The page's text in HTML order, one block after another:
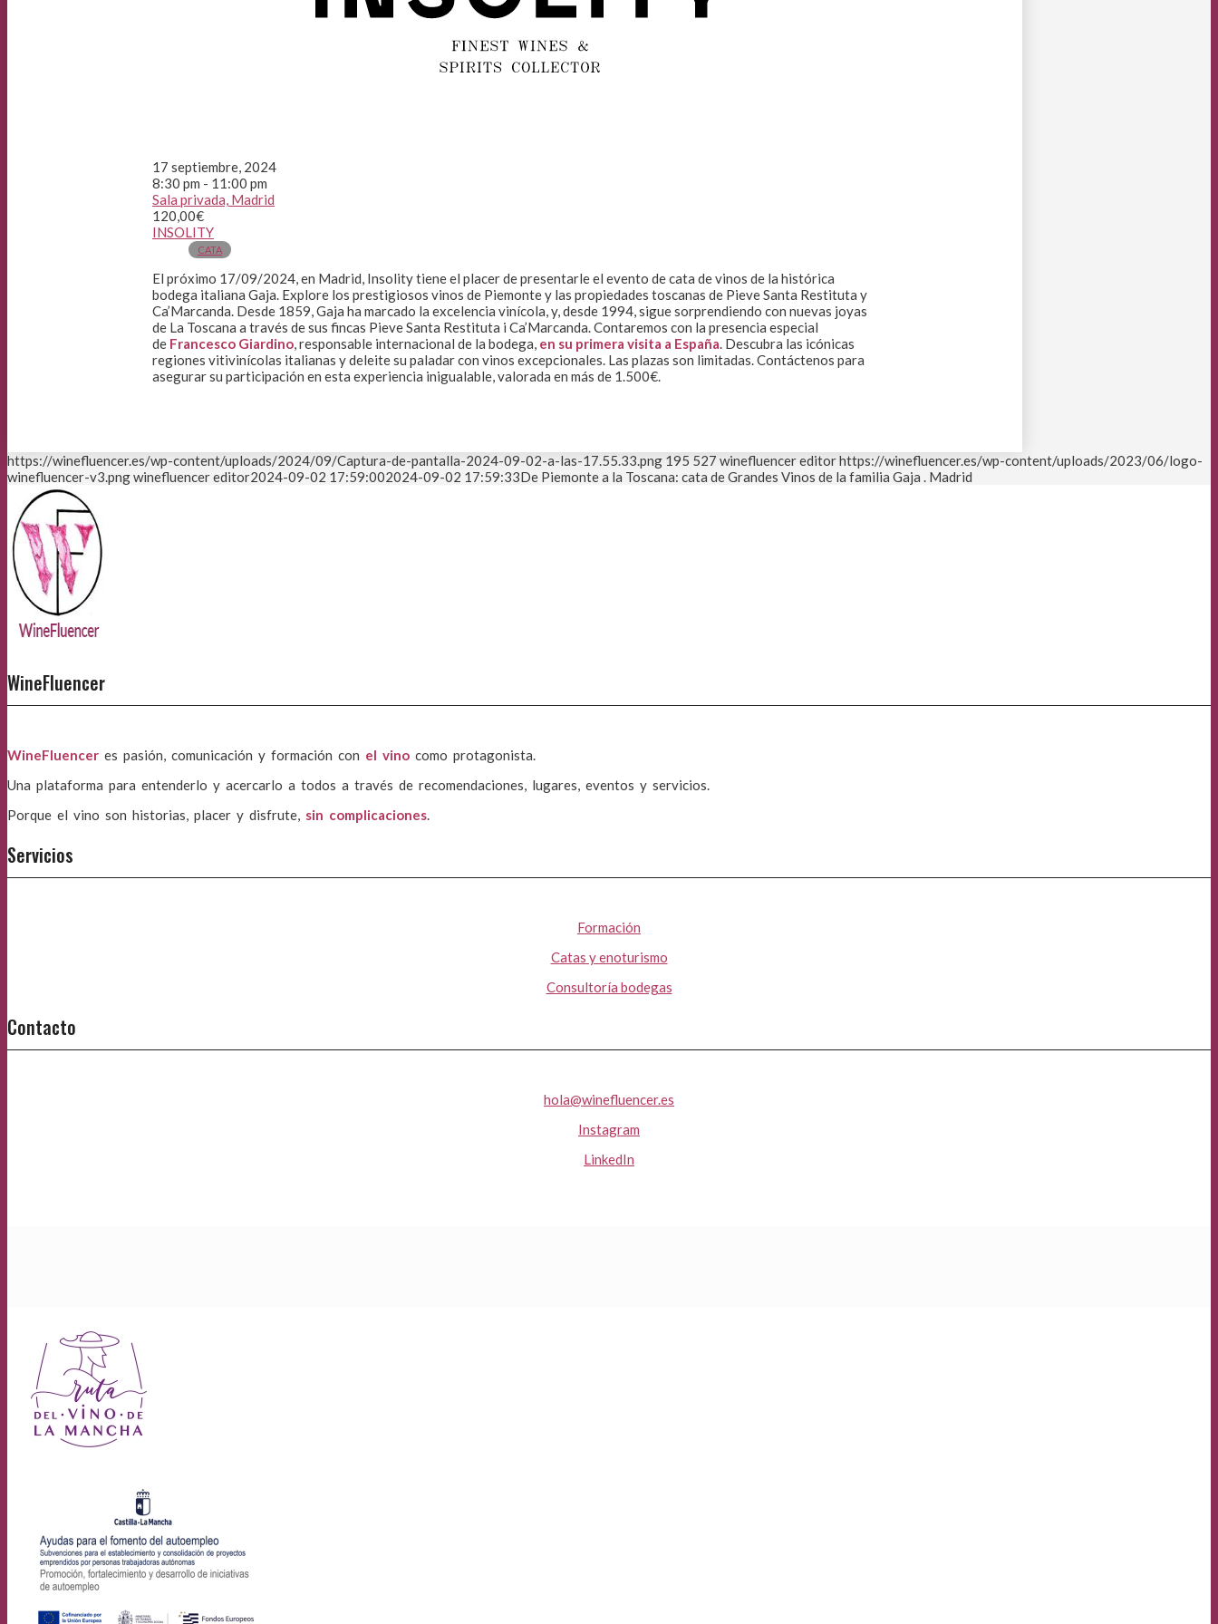
17 septiembre, 2024
8:30 pm - 11:00 pm
Sala privada, Madrid
120,00€
INSOLITY
CATA
El próximo 17/09/2024, en Madrid, Insolity tiene el placer de presentarle el evento de cata de vinos de la histórica
bodega italiana Gaja. Explore los prestigiosos vinos de Piemonte y las propiedades toscanas de Pieve Santa Restituta y
Ca’Marcanda. Desde 1859, Gaja ha marcado la excelencia vinícola, y, desde 1994, sigue sorprendiendo con nuevas joyas
de La Toscana a través de sus fincas Pieve Santa Restituta i Ca’Marcanda. Contaremos con la presencia especial
de Francesco Giardino, responsable internacional de la bodega, en su primera visita a España. Descubra las icónicas
regiones vitivinícolas italianas y deleite su paladar con vinos excepcionales. Las plazas son limitadas. Contáctenos para
asegurar su participación en esta experiencia inigualable, valorada en más de 1.500€.
https://winefluencer.es/wp-content/uploads/2024/09/Captura-de-pantalla-2024-09-02-a-las-17.55.33.png 195 527 winefluencer editorhttps://winefluencer.es/wp-content/uploads/2023/06/logo-
winefluencer-v3.pngwinefluencer editor2024-09-02 17:59:002024-09-02 17:59:33De Piemonte a la Toscana: cata de Grandes Vinos de la familia Gaja . Madrid
WineFluencer
WineFluencer es pasión, comunicación y formación con el vino como protagonista.
Una plataforma para entenderlo y acercarlo a todos a través de recomendaciones, lugares, eventos y servicios.
Porque el vino son historias, placer y disfrute, sin complicaciones.
Servicios
Formación
Catas y enoturismo
Consultoría bodegas
Contacto
hola@winefluencer.es
Instagram
LinkedIn